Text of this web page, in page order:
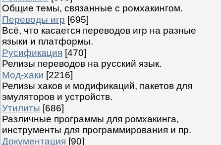
Общие темы, связанные с ромхакингом.
Переводы игр [695]
Всё, что касается переводов игр на разные
языки и платформы.
Русификация [470]
Релизы переводов на русский язык.
Мод-хаки [2216]
Релизы хаков и модификаций, пакетов для
эмуляторов и устройств.
Утилиты [686]
Различные программы для ромхакинга,
инструменты для программирования и пр.
Документация [90]